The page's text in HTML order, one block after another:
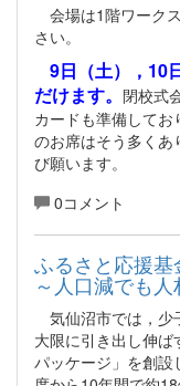
会場は1階ワーク
さい。
9日（土），10
だけます。 閉校式
カードも準備して
のお席はそう多くあ
び願います。
0コメント
ふるさと応援
～人口減でも
気仙沼市では，少
大限に引き出し伸
パッケージ」を創